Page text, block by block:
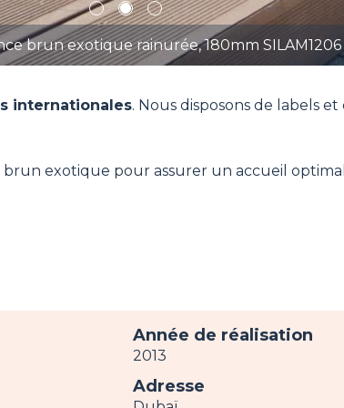
brun exotique rainurée, 180mm SILAM1206
1 2 3
internationales. Nous disposons de labels
exotique pour assurer un accueil
Année de réalisation
2013
Adresse